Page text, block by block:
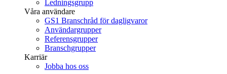
Ledningsgrupp
Våra användare
GS1 Branschråd för dagligvaror
Användargrupper
Referensgrupper
Branschgrupper
Karriär
Jobba hos oss